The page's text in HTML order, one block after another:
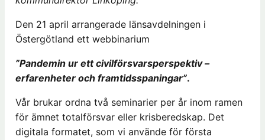
Den 21 april arrangerade länsavdelningen i
Östergötland ett webbinarium
”Pandemin ur ett civilförsvarsperspektiv –
erfarenheter och framtidsspaningar”.
Vår brukar ordna två seminarier per år inom ramen
för ämnet totalförsvar eller krisberedskap. Det
digitala formatet, som vi använde för första